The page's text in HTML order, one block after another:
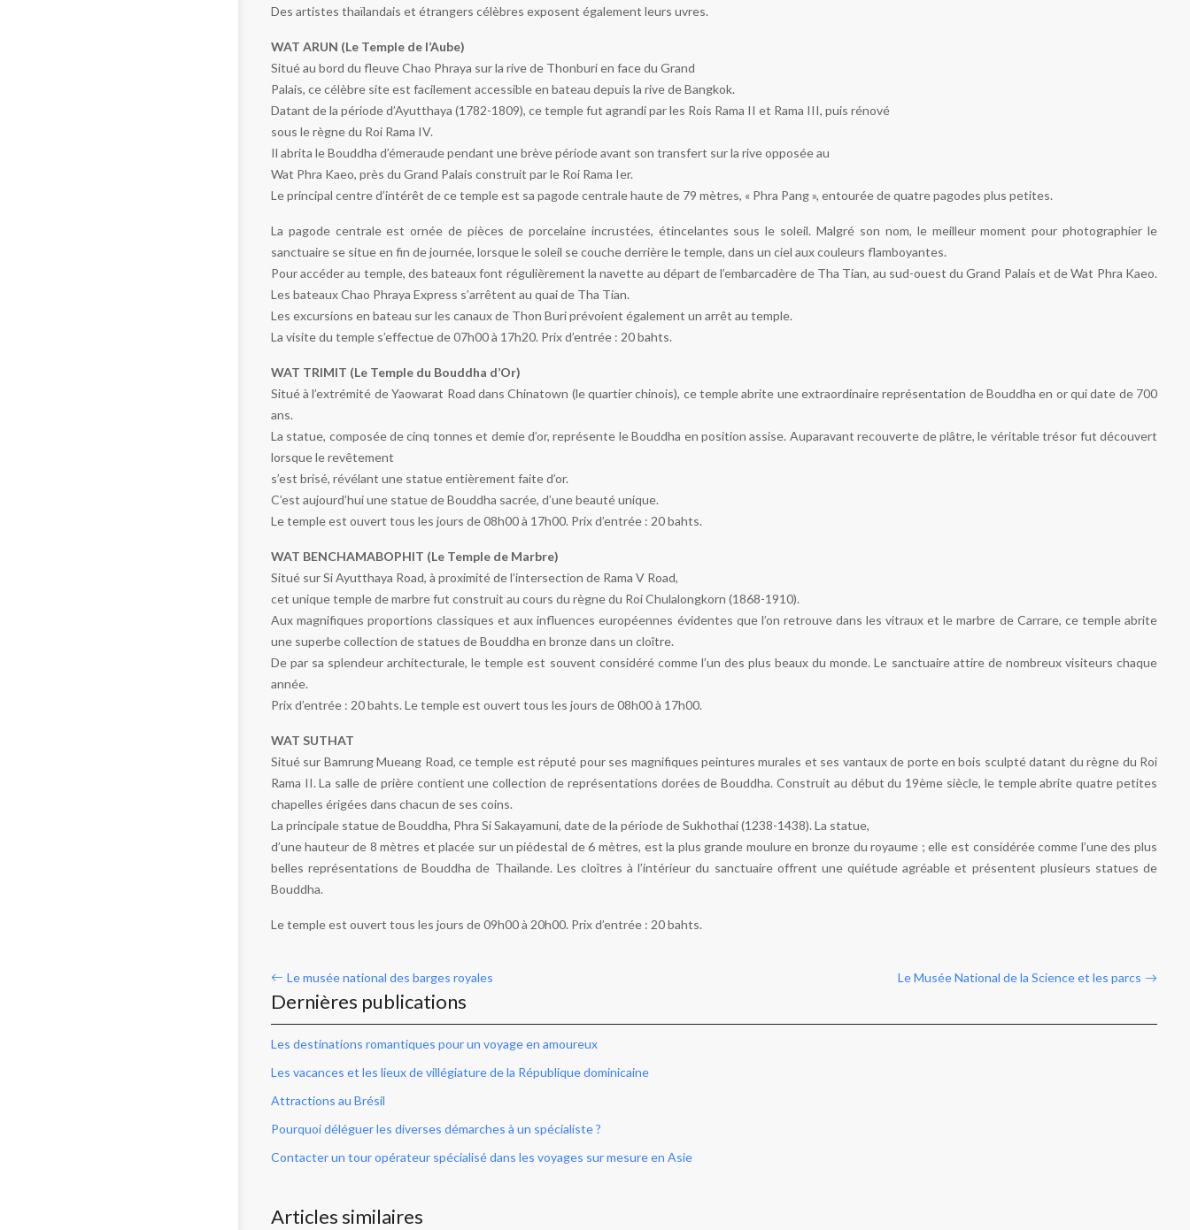
Des artistes thaïlandais et étrangers célèbres exposent également leurs uvres.
WAT ARUN (Le Temple de l’Aube)
Situé au bord du fleuve Chao Phraya sur la rive de Thonburi en face du Grand
Palais, ce célèbre site est facilement accessible en bateau depuis la rive de Bangkok.
Datant de la période d’Ayutthaya (1782-1809), ce temple fut agrandi par les Rois Rama II et Rama III, puis rénové
sous le règne du Roi Rama IV.
Il abrita le Bouddha d’émeraude pendant une brève période avant son transfert sur la rive opposée au
Wat Phra Kaeo, près du Grand Palais construit par le Roi Rama Ier.
Le principal centre d’intérêt de ce temple est sa pagode centrale haute de 79 mètres, « Phra Pang », entourée de quatre pagodes plus petites.
La pagode centrale est ornée de pièces de porcelaine incrustées, étincelantes sous le soleil. Malgré son nom, le meilleur moment pour photographier le
sanctuaire se situe en fin de journée, lorsque le soleil se couche derrière le temple, dans un ciel aux couleurs flamboyantes.
Pour accéder au temple, des bateaux font régulièrement la navette au départ de l’embarcadère de Tha Tian, au sud-ouest du Grand Palais et de Wat Phra Kaeo.
Les bateaux Chao Phraya Express s’arrêtent au quai de Tha Tian.
Les excursions en bateau sur les canaux de Thon Buri prévoient également un arrêt au temple.
La visite du temple s’effectue de 07h00 à 17h20. Prix d’entrée : 20 bahts.
WAT TRIMIT (Le Temple du Bouddha d’Or)
Situé à l’extrémité de Yaowarat Road dans Chinatown (le quartier chinois), ce temple abrite une extraordinaire représentation de Bouddha en or qui date de 700
ans.
La statue, composée de cinq tonnes et demie d’or, représente le Bouddha en position assise. Auparavant recouverte de plâtre, le véritable trésor fut découvert
lorsque le revêtement
s’est brisé, révélant une statue entièrement faite d’or.
C’est aujourd’hui une statue de Bouddha sacrée, d’une beauté unique.
Le temple est ouvert tous les jours de 08h00 à 17h00. Prix d’entrée : 20 bahts.
WAT BENCHAMABOPHIT (Le Temple de Marbre)
Situé sur Si Ayutthaya Road, à proximité de l’intersection de Rama V Road,
cet unique temple de marbre fut construit au cours du règne du Roi Chulalongkorn (1868-1910).
Aux magnifiques proportions classiques et aux influences européennes évidentes que l’on retrouve dans les vitraux et le marbre de Carrare, ce temple abrite
une superbe collection de statues de Bouddha en bronze dans un cloître.
De par sa splendeur architecturale, le temple est souvent considéré comme l’un des plus beaux du monde. Le sanctuaire attire de nombreux visiteurs chaque
année.
Prix d’entrée : 20 bahts. Le temple est ouvert tous les jours de 08h00 à 17h00.
WAT SUTHAT
Situé sur Bamrung Mueang Road, ce temple est réputé pour ses magnifiques peintures murales et ses vantaux de porte en bois sculpté datant du règne du Roi
Rama II. La salle de prière contient une collection de représentations dorées de Bouddha. Construit au début du 19ème siècle, le temple abrite quatre petites
chapelles érigées dans chacun de ses coins.
La principale statue de Bouddha, Phra Si Sakayamuni, date de la période de Sukhothai (1238-1438). La statue,
d’une hauteur de 8 mètres et placée sur un piédestal de 6 mètres, est la plus grande moulure en bronze du royaume ; elle est considérée comme l’une des plus
belles représentations de Bouddha de Thaïlande. Les cloîtres à l’intérieur du sanctuaire offrent une quiétude agréable et présentent plusieurs statues de
Bouddha.
Le temple est ouvert tous les jours de 09h00 à 20h00. Prix d’entrée : 20 bahts.
Le musée national des barges royales Le Musée National de la Science et les parcs
Dernières publications
Les destinations romantiques pour un voyage en amoureux
Les vacances et les lieux de villégiature de la République dominicaine
Attractions au Brésil
Pourquoi déléguer les diverses démarches à un spécialiste ?
Contacter un tour opérateur spécialisé dans les voyages sur mesure en Asie
Articles similaires